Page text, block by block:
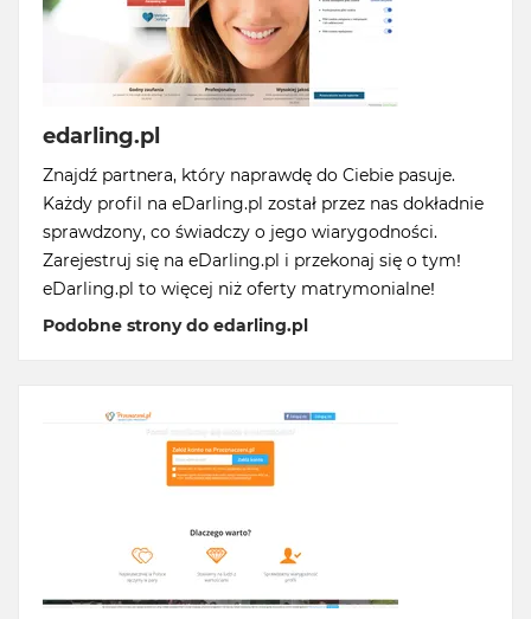
edarling.pl
Znajdź partnera, który naprawdę do Ciebie pasuje.
Każdy profil na eDarling.pl został przez nas dokładnie
sprawdzony, co świadczy o jego wiarygodności.
Zarejestruj się na eDarling.pl i przekonaj się o tym!
eDarling.pl to więcej niż oferty matrymonialne!
Podobne strony do edarling.pl